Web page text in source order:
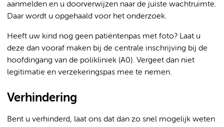
aanmelden en u doorverwijzen naar de juiste wachtruimte.
Daar wordt u opgehaald voor het onderzoek.
Heeft uw kind nog geen patiëntenpas met foto? Laat u
deze dan vooraf maken bij de centrale inschrijving bij de
hoofdingang van de polikliniek (A0). Vergeet dan niet
legitimatie en verzekeringspas mee te nemen.
Verhindering
Bent u verhinderd, laat ons dat dan zo snel mogelijk weten